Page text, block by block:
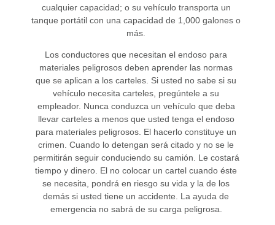
cualquier capacidad; o su vehículo transporta un
tanque portátil con una capacidad de 1,000 galones o
más.
Los conductores que necesitan el endoso para
materiales peligrosos deben aprender las normas
que se aplican a los carteles. Si usted no sabe si su
vehículo necesita carteles, pregúntele a su
empleador. Nunca conduzca un vehículo que deba
llevar carteles a menos que usted tenga el endoso
para materiales peligrosos. El hacerlo constituye un
crimen. Cuando lo detengan será citado y no se le
permitirán seguir conduciendo su camión. Le costará
tiempo y dinero. El no colocar un cartel cuando éste
se necesita, pondrá en riesgo su vida y la de los
demás si usted tiene un accidente. La ayuda de
emergencia no sabrá de su carga peligrosa.